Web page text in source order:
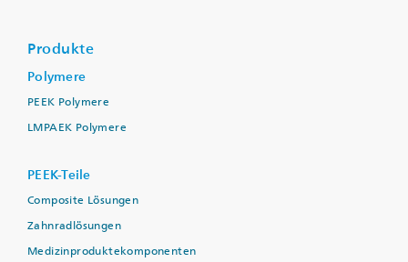
Produkte
Polymere
PEEK Polymere
LMPAEK Polymere
PEEK-Teile
Composite Lösungen
Zahnradlösungen
Medizinproduktekomponenten